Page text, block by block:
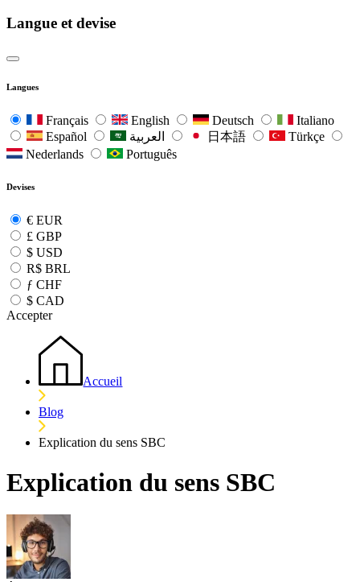
Langue et devise
Langues
Français English Deutsch
Italiano
Español
日本語
Türkçe
Nederlands
Português
Devises
€ EUR
£ GBP
$ USD
R$ BRL
ƒ CHF
$ CAD
Accepter
Accueil
Blog
Explication du sens SBC
Explication du sens SBC